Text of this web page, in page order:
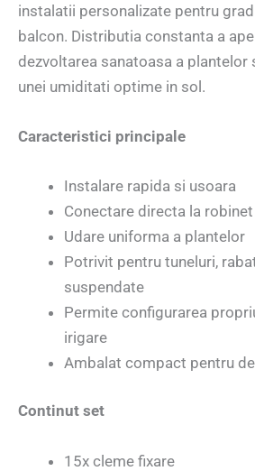
instalatii personalizate pentru
balcon. Distributia constanta a
dezvoltarea sanatoasa a plantelor
unei umiditati optime in sol.
Caracteristici principale
Instalare rapida si usoara
Conectare directa la robinet
Udare uniforma a plantelor
Potrivit pentru tuneluri,
suspendate
Permite configurarea
irigare
Ambalat compact pentru
Continut set
15x cleme fixare